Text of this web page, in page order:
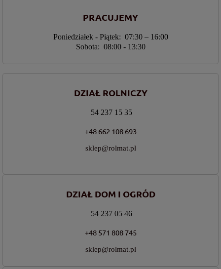
PRACUJEMY
Poniedziałek - Piątek: 07:30 – 16:00
Sobota: 08:00 - 13:30
DZIAŁ ROLNICZY
54 237 15 35
+48 662 108 693
sklep@rolmat.pl
DZIAŁ DOM I OGRÓD
54 237 05 46
+48 571 808 745
sklep@rolmat.pl